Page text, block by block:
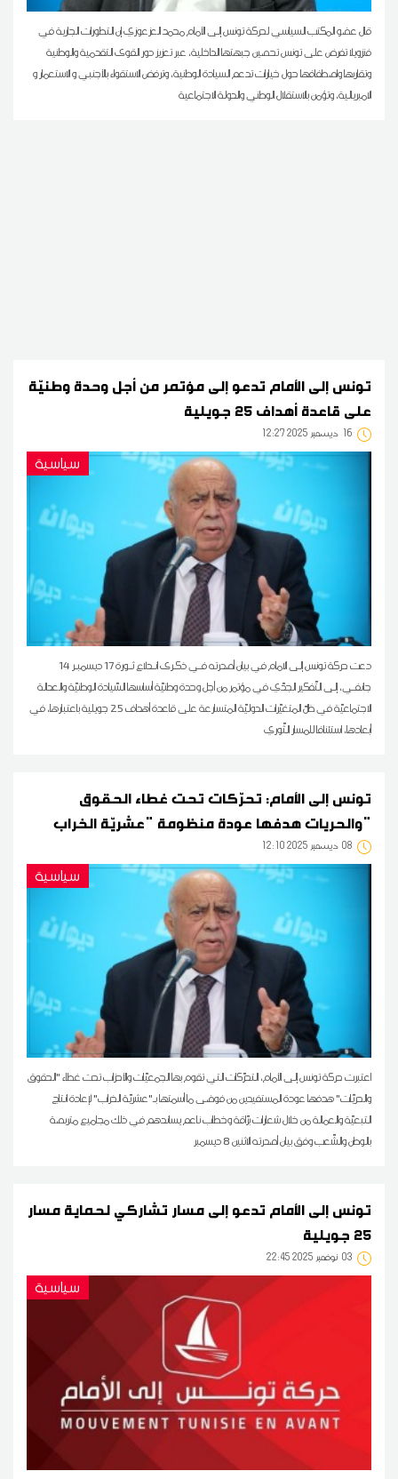
قال عضو المكتب السياسي لحركة تونس إلى الأمام محمد العزعوزي إن التطورات الجارية في
فنزويلا تفرض على تونس تحصين جبهتها الداخلية، عبر تعزيز دور القوى التقدمية والوطنية
وتقاربها واصطفافها حول خيارات تدعم السيادة الوطنية، وترفض الاستقواء بالأجنبي و الاستعمار و
الامبريالية، وتؤمن بالاستقلال الوطني والدولة الاجتماعية
تونس إلى الأمام تدعو إلى مؤتمر من أجل وحدة وطنيّة
على قاعدة أهداف 25 جويلية
16 12:27 2025 ديسمبر
سياسية
دعت حركة تونس إلى الامام في بيان أصدرته فـي ذكـرى انـدلاع ثـورة 17 ديسمبـر 14
جانفـي، إلى التّفكير الجدّي في مؤتمر من أجل وحدة وطنيّة أساسها السّيادة الوطنيّة والعدالة
الاجتماعيّة في ظلّ المتغيّرات الدوليّة المتسارعة على قاعدة أهداف 25 جويلية باعتبارها، في
أبعادها، استئنافا للمسار الثّوري
تونس إلى الأمام: تحرّكات تحت غطاء الحقوق
والحريات هدفها عودة منظومة "عشريّة الخراب"
08 12:10 2025 ديسمبر
سياسية
اعتبرت حركة تونس إلى الأمام، التحرّكات التي تقوم بها الجمعيّات والأحزاب تحت غطاء "الحقوق
والحريّات" هدفها عودة المستفيدين من فوضى ما أسمتها بـ"عشريّة الخراب" لإعادة انتاج
التبعيّة والعمالة من خلال شعارات برّاقة وخطاب ناعم يساندهم في ذلك مجاميع متربصة
بالوطن والشّعب وفق بيان أصدرته الاثنين 8 ديسمبر
تونس إلى الأمام تدعو إلى مسار تشاركي لحماية مسار
25 جويلية
03 22:45 2025 نوفمبر
سياسية